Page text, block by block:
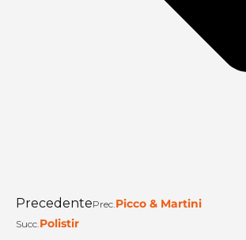
PrecedentePrec.Picco & Martini
Succ.Polistir